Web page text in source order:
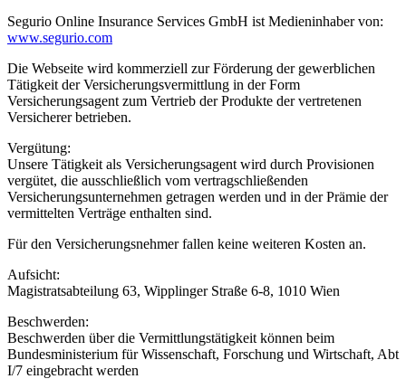
Segurio Online Insurance Services GmbH ist Medieninhaber von:
www.segurio.com
Die Webseite wird kommerziell zur Förderung der gewerblichen
Tätigkeit der Versicherungsvermittlung in der Form
Versicherungsagent zum Vertrieb der Produkte der vertretenen
Versicherer betrieben.
Vergütung:
Unsere Tätigkeit als Versicherungsagent wird durch Provisionen
vergütet, die ausschließlich vom vertragschließenden
Versicherungsunternehmen getragen werden und in der Prämie der
vermittelten Verträge enthalten sind.
Für den Versicherungsnehmer fallen keine weiteren Kosten an.
Aufsicht:
Magistratsabteilung 63, Wipplinger Straße 6-8, 1010 Wien
Beschwerden:
Beschwerden über die Vermittlungstätigkeit können beim
Bundesministerium für Wissenschaft, Forschung und Wirtschaft, Abt
I/7 eingebracht werden